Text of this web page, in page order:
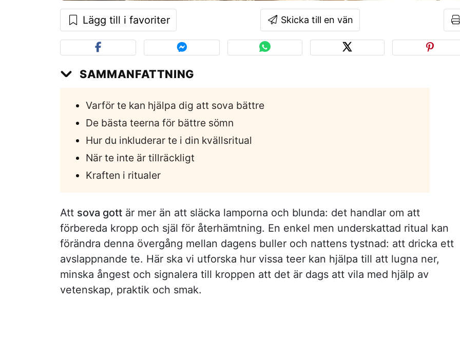
Lägg till i favoriter Skicka till en vän
SAMMANFATTNING
Varför te kan hjälpa dig att sova bättre
De bästa teerna för bättre sömn
Hur du inkluderar te i din kvällsritual
När te inte är tillräckligt
Kraften i ritualer
Att sova gott är mer än att släcka lamporna och blunda: det handlar om att
förbereda kropp och själ för återhämtning. En enkel men underskattad ritual kan
förändra denna övergång mellan dagens buller och nattens tystnad: att dricka ett
avslappnande te. Här ska vi utforska hur vissa teer kan hjälpa till att lugna ner,
minska ångest och signalera till kroppen att det är dags att vila med hjälp av
vetenskap, praktik och smak.